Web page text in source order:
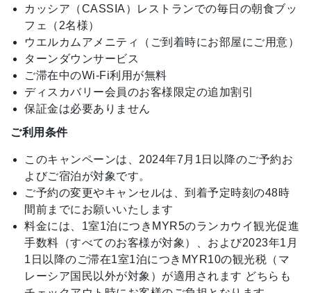
カッシア（CASSIA）レストランでの毎日の朝食ブッ
フェ（2名様）
ウエルカムアメニティ（ご到着時にお部屋にご用意）
ターンダウンサービス
ご滞在中のWi-Fi利用が無料
ディスカバリー会員のお客様限定の追加割引
保証金は必要ありません
ご利用条件
このキャンペーンは、2024年7月1日以降のご予約お
よびご宿泊が対象です。
ご予約の変更やキャンセルは、到着予定時刻の48時
間前までにお願いいたします
料金には、1室1泊につきMYR5のランカウイ観光促進
手数料（すべてのお客様が対象）、および2023年1月
1日以降のご滞在1室1泊につきMYR10の観光税（マ
レーシア国民以外が対象）が適用されます どちらも